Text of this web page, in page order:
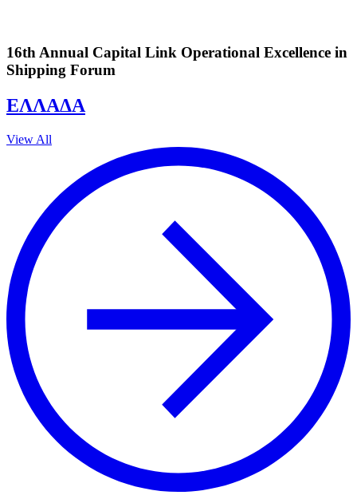
16th Annual Capital Link Operational Excellence in
Shipping Forum
ΕΛΛΑΔΑ
View All